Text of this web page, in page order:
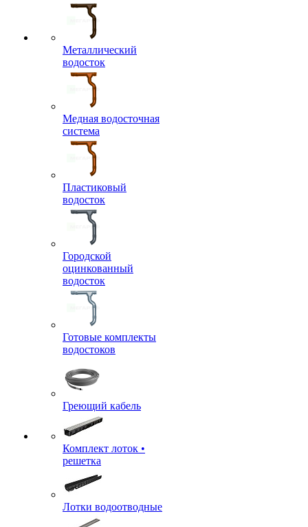
Металлический
водосток
Медная водосточная
система
Пластиковый
водосток
Городской
оцинкованный
водосток
Готовые комплекты
водостоков
Греющий кабель
Комплект лоток •
решетка
Лотки водоотводные